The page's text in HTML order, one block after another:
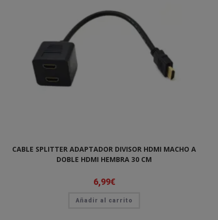
CABLE SPLITTER ADAPTADOR DIVISOR HDMI MACHO A
DOBLE HDMI HEMBRA 30 CM
6,99€
Añadir al carrito